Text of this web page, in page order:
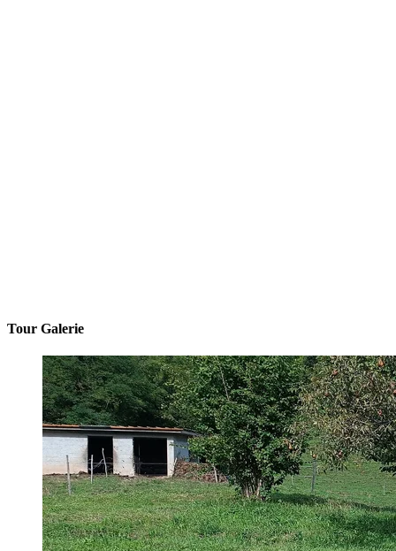
Tour Galerie